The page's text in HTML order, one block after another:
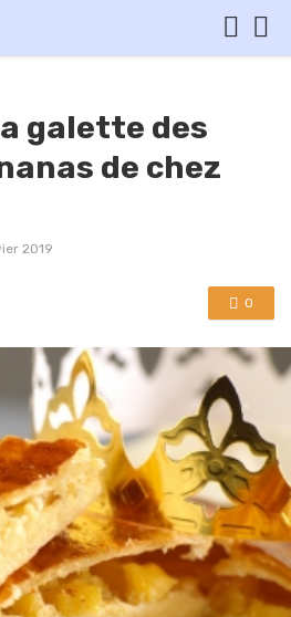
galette des
de chez
2019
0